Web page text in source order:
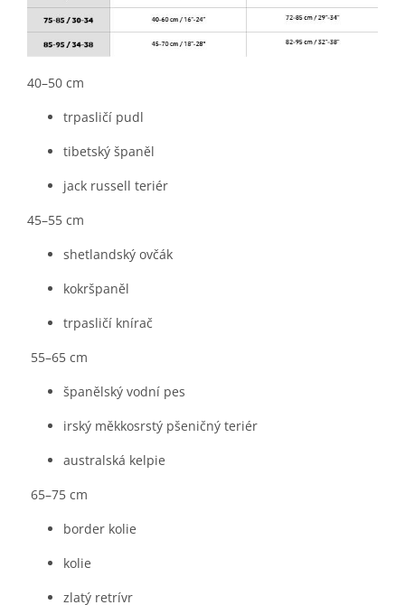
40–50 cm
trpasličí pudl
tibetský španěl
jack russell teriér
45–55 cm
shetlandský ovčák
kokršpaněl
trpasličí knírač
55–65 cm
španělský vodní pes
irský měkkosrstý pšeničný teriér
australská kelpie
65–75 cm
border kolie
kolie
zlatý retrívr